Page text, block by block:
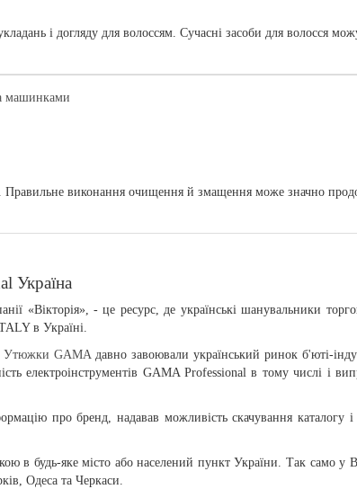
і догляду для волоссям. Сучасні засоби для волосся
виконання очищення й змащення може значно
Україна
«Вікторія», - це ресурс, де українські шанувальники
в Україні.
Утюжки GAMAдавно завоювали український ринок б'юті-
електроінструментів GAMA Professional в тому числі і
про бренд, надавав можливість скачування каталогу
в будь-яке місто або населений пункт України. Так само у
Одеса та Черкаси.